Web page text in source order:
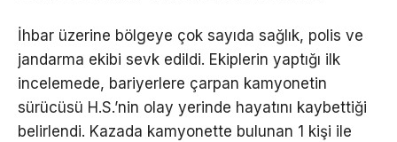
İhbar üzerine bölgeye çok sayıda sağlık, polis ve
jandarma ekibi sevk edildi. Ekiplerin yaptığı ilk
incelemede, bariyerlere çarpan kamyonetin
sürücüsü H.S.’nin olay yerinde hayatını kaybettiği
belirlendi. Kazada kamyonette bulunan 1 kişi ile